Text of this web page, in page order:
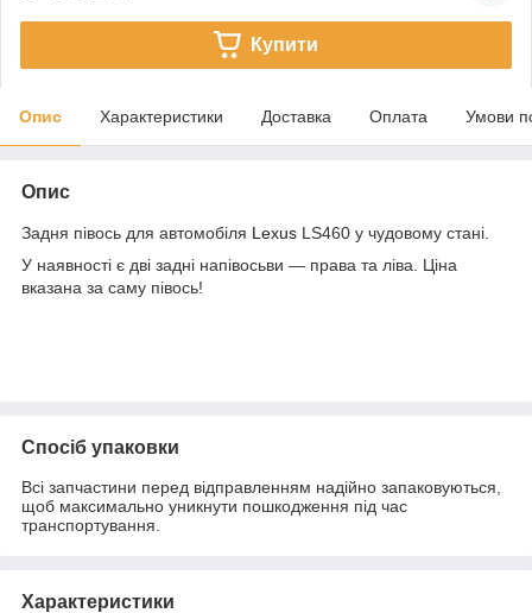
Купити
Опис Характеристики Доставка Оплата Умови
Опис
Задня півось для автомобіля Lexus LS460 у чудовому стані.
У наявності є дві задні напівосьви — права та ліва. Ціна
вказана за саму півось!
Спосіб упаковки
Всі запчастини перед відправленням надійно запаковуються,
щоб максимально уникнути пошкодження під час
транспортування.
Характеристики